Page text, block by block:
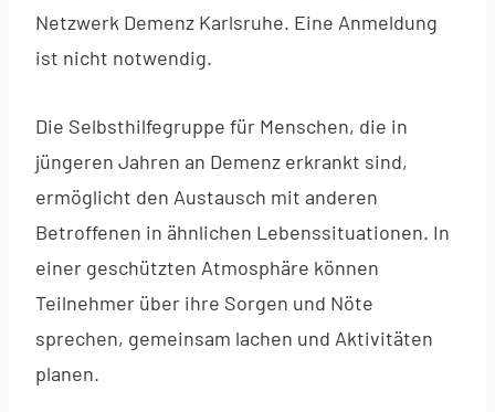
Netzwerk Demenz Karlsruhe. Eine Anmeldung
ist nicht notwendig.
Die Selbsthilfegruppe für Menschen, die in
jüngeren Jahren an Demenz erkrankt sind,
ermöglicht den Austausch mit anderen
Betroffenen in ähnlichen Lebenssituationen. In
einer geschützten Atmosphäre können
Teilnehmer über ihre Sorgen und Nöte
sprechen, gemeinsam lachen und Aktivitäten
planen.